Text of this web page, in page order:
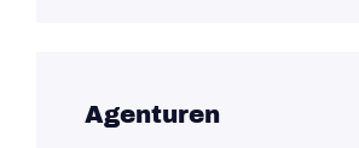
Agenturen